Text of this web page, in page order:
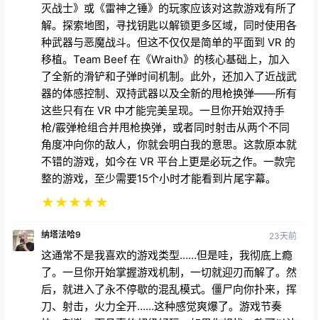
器的体感控制、双持武器以及全新的甩枪换弹——所有
这些只有在 VR 中才能完美呈现。一旦你开始双持手
枪/霰弹枪组合并甩枪换弹，或者同时射击从两个不同
角度冲向你的敌人，你就会明白我的意思。这款原本就
不错的游戏，如今在 VR 平台上更是必玩之作。一款完
整的游戏，至少需要15个小时才能看到片尾字幕。
★★★★ ★
纳塔法哈9 23天前
这通常不是我喜欢的游戏类型……但是哇，我彻底上瘾
了。一旦你开始掌握游戏机制，一切就迎刃而解了。然
后，就进入了永不停歇的混乱模式。僵尸向你扑来，挥
快、刺激，而且真的超级好玩。如果你想找一款可以让
你一上手就玩上好几个小时，甚至都感觉不到时间流逝
的游戏，那就是它了。相信我……你绝对不想放下它。
★★★★★